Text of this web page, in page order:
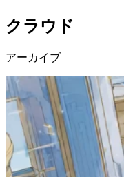
クラウド
アーカイブ